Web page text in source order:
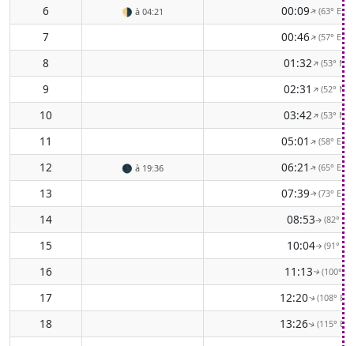
6
🌗 à 04:21 00:09↑(63° ENE)
7 00:46↑(57° ENE)
8 01:32↑(53° NE)
9 02:31↑(52° NE)
10 03:42↑(53° NE)
11 05:01 ↑(58° ENE)
12 🌑 à 19:36 06:21 ↑(65° ENE)
13 07:39↑(73° ENE)
14 08:53↑(82° E)
15 10:04↑ (91° E)
16 11:13↑(100° E)
17 12:20↑(108°
18 13:26↑(115°